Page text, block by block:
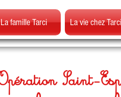
La famille Tarci La vie chez
Saint-